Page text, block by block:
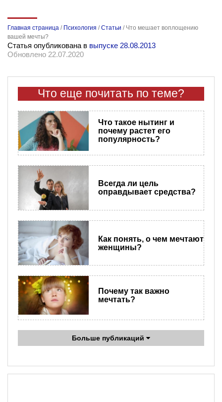
Главная страница / Психология /Статьи / Что мешает воплощению
вашей мечты?
Статья опубликована в выпуске 28.08.2013
Обновлено 22.07.2020
Что еще почитать по теме?
Что такое нытинг и
почему растет его
популярность?
Всегда ли цель
оправдывает средства?
Как понять, о чем мечтают
женщины?
Почему так важно
мечтать?
Больше публикаций